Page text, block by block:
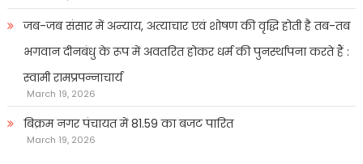
जब-जब संसार में अन्याय, अत्याचार एवं शोषण की वृद्धि होती है तब-तब
भगवान दीनबंधु के रूप में अवतरित होकर धर्म की पुनर्स्थापना करते हैं :
स्वामी रामप्रपन्नाचार्य
March 19, 2026
बिक्रम नगर पंचायत में 81.59 का बजट पारित
March 19, 2026